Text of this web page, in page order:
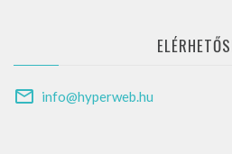
info@hyperweb.hu